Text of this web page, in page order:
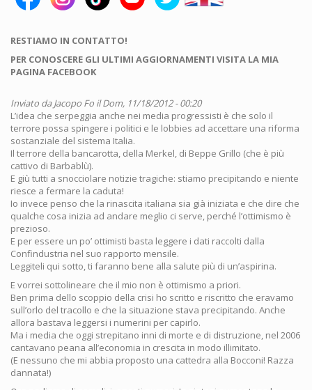
RESTIAMO IN CONTATTO!
PER CONOSCERE GLI ULTIMI AGGIORNAMENTI VISITA LA MIA
PAGINA FACEBOOK
Inviato daJacopo Fo il Dom, 11/18/2012 - 00:20
L’idea che serpeggia anche nei media progressisti è che solo il
terrore possa spingere i politici e le lobbies ad accettare una riforma
sostanziale del sistema Italia.
Il terrore della bancarotta, della Merkel, di Beppe Grillo (che è più
cattivo di Barbablù).
E giù tutti a snocciolare notizie tragiche: stiamo precipitando e niente
riesce a fermare la caduta!
Io invece penso che la rinascita italiana sia già iniziata e che dire che
qualche cosa inizia ad andare meglio ci serve, perché l’ottimismo è
prezioso.
E per essere un po’ ottimisti basta leggere i dati raccolti dalla
Confindustria nel suo rapporto mensile.
Leggiteli qui sotto, ti faranno bene alla salute più di un’aspirina.
E vorrei sottolineare che il mio non è ottimismo a priori.
Ben prima dello scoppio della crisi ho scritto e riscritto che eravamo
sull’orlo del tracollo e che la situazione stava precipitando. Anche
allora bastava leggersi i numerini per capirlo.
Ma i media che oggi strepitano inni di morte e di distruzione, nel 2006
cantavano peana all’economia in crescita in modo illimitato.
(E nessuno che mi abbia proposto una cattedra alla Bocconi! Razza
dannata!)